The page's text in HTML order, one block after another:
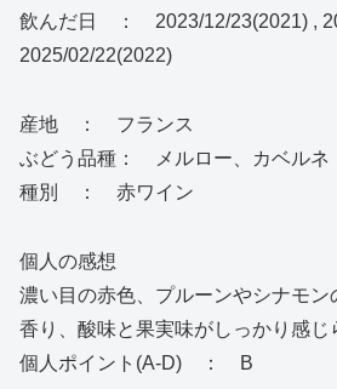
飲んだ日 ： 2023/12/23(2021) ,
2025/02/22(2022)
産地 ： フランス
ぶどう品種： メルロー、カベルネ
種別 ： 赤ワイン
個人の感想
濃い目の赤色、プルーンやシナモン
香り、酸味と果実味がしっかり感じ
個人ポイント(A-D) ： B